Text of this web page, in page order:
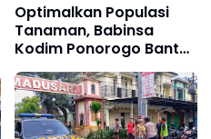
Optimalkan Populasi
Tanaman, Babinsa
Kodim Ponorogo Bantu
Petani Penyulaman Bibit
Padi